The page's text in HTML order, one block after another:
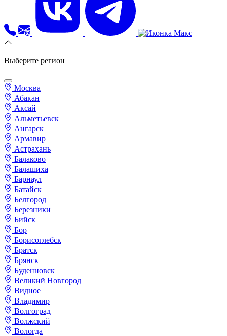
Выберите регион
Москва
Абакан
Аксай
Альметьевск
Ангарск
Армавир
Астрахань
Балаково
Балашиха
Барнаул
Батайск
Белгород
Березники
Бийск
Бор
Борисоглебск
Братск
Брянск
Буденновск
Великий Новгород
Видное
Владимир
Волгоград
Волжский
Вологда